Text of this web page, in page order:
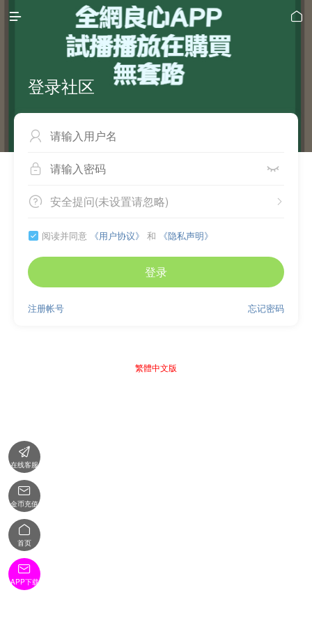
 
登录社区

 
 
安全提问(未设置请忽略)
 阅读并同意 《用户协议》 和 《隐私声明》
登录
忘记密码
注册帐号
繁體中文版

在线客服

金币充值

首页

APP下载